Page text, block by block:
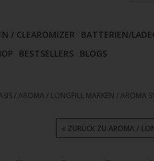
/ CLEAROMIZER
BATTERIEN/
BESTSELLERS BLOGS
/AROMA / LONGFILL MARKEN /AROMA
ZURÜCK ZU AROMA /